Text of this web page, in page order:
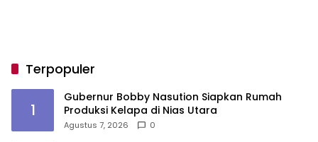
Terpopuler
1
Gubernur Bobby Nasution Siapkan Rumah
Produksi Kelapa di Nias Utara
Agustus 7, 2026 0